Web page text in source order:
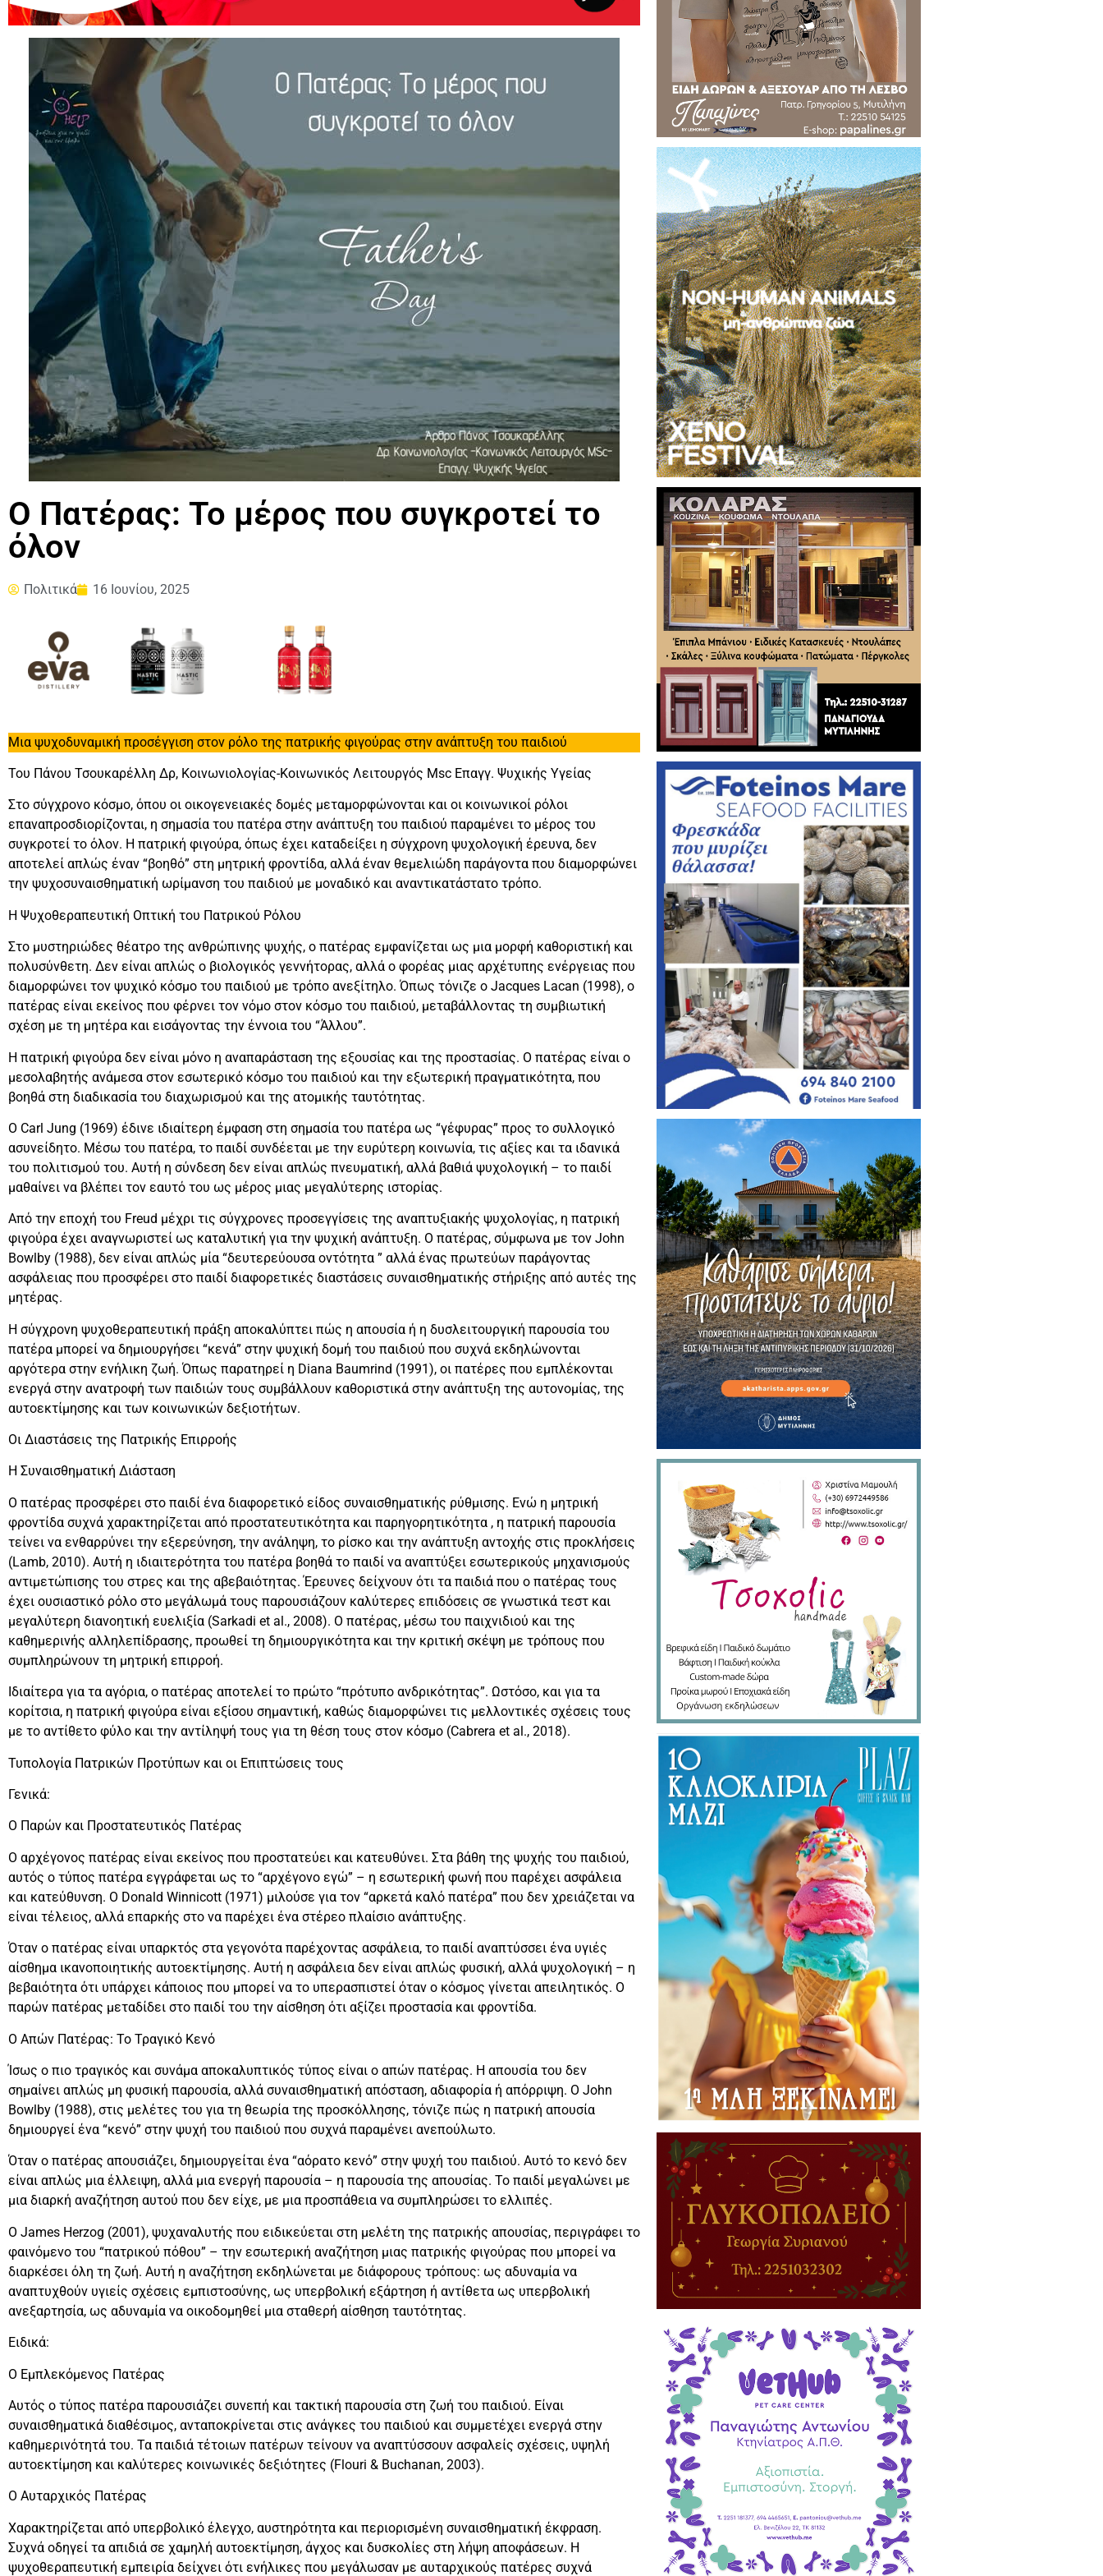
Ο Πατέρας: Το μέρος που συγκροτεί το
όλον
Πολιτικά 16 Ιουνίου, 2025
Μια ψυχοδυναμική προσέγγιση στον ρόλο της πατρικής φιγούρας στην ανάπτυξη του παιδιού
Του Πάνου Τσουκαρέλλη Δρ, Κοινωνιολογίας-Κοινωνικός Λειτουργός Msc Επαγγ. Ψυχικής Υγείας
Στο σύγχρονο κόσμο, όπου οι οικογενειακές δομές μεταμορφώνονται και οι κοινωνικοί ρόλοι
επαναπροσδιορίζονται, η σημασία του πατέρα στην ανάπτυξη του παιδιού παραμένει το μέρος του
συγκροτεί το όλον. Η πατρική φιγούρα, όπως έχει καταδείξει η σύγχρονη ψυχολογική έρευνα, δεν
αποτελεί απλώς έναν “βοηθό” στη μητρική φροντίδα, αλλά έναν θεμελιώδη παράγοντα που διαμορφώνει
την ψυχοσυναισθηματική ωρίμανση του παιδιού με μοναδικό και αναντικατάστατο τρόπο.
Η Ψυχοθεραπευτική Οπτική του Πατρικού Ρόλου
Στο μυστηριώδες θέατρο της ανθρώπινης ψυχής, ο πατέρας εμφανίζεται ως μια μορφή καθοριστική και
πολυσύνθετη. Δεν είναι απλώς ο βιολογικός γεννήτορας, αλλά ο φορέας μιας αρχέτυπης ενέργειας που
διαμορφώνει τον ψυχικό κόσμο του παιδιού με τρόπο ανεξίτηλο. Όπως τόνιζε ο Jacques Lacan (1998), ο
πατέρας είναι εκείνος που φέρνει τον νόμο στον κόσμο του παιδιού, μεταβάλλοντας τη συμβιωτική
σχέση με τη μητέρα και εισάγοντας την έννοια του “Άλλου”.
Η πατρική φιγούρα δεν είναι μόνο η αναπαράσταση της εξουσίας και της προστασίας. Ο πατέρας είναι ο
μεσολαβητής ανάμεσα στον εσωτερικό κόσμο του παιδιού και την εξωτερική πραγματικότητα, που
βοηθά στη διαδικασία του διαχωρισμού και της ατομικής ταυτότητας.
Ο Carl Jung (1969) έδινε ιδιαίτερη έμφαση στη σημασία του πατέρα ως “γέφυρας” προς το συλλογικό
ασυνείδητο. Μέσω του πατέρα, το παιδί συνδέεται με την ευρύτερη κοινωνία, τις αξίες και τα ιδανικά
του πολιτισμού του. Αυτή η σύνδεση δεν είναι απλώς πνευματική, αλλά βαθιά ψυχολογική – το παιδί
μαθαίνει να βλέπει τον εαυτό του ως μέρος μιας μεγαλύτερης ιστορίας.
Από την εποχή του Freud μέχρι τις σύγχρονες προσεγγίσεις της αναπτυξιακής ψυχολογίας, η πατρική
φιγούρα έχει αναγνωριστεί ως καταλυτική για την ψυχική ανάπτυξη. Ο πατέρας, σύμφωνα με τον John
Bowlby (1988), δεν είναι απλώς μία “δευτερεύουσα οντότητα ” αλλά ένας πρωτεύων παράγοντας
ασφάλειας που προσφέρει στο παιδί διαφορετικές διαστάσεις συναισθηματικής στήριξης από αυτές της
μητέρας.
Η σύγχρονη ψυχοθεραπευτική πράξη αποκαλύπτει πώς η απουσία ή η δυσλειτουργική παρουσία του
πατέρα μπορεί να δημιουργήσει “κενά” στην ψυχική δομή του παιδιού που συχνά εκδηλώνονται
αργότερα στην ενήλικη ζωή. Όπως παρατηρεί η Diana Baumrind (1991), οι πατέρες που εμπλέκονται
ενεργά στην ανατροφή των παιδιών τους συμβάλλουν καθοριστικά στην ανάπτυξη της αυτονομίας, της
αυτοεκτίμησης και των κοινωνικών δεξιοτήτων.
Οι Διαστάσεις της Πατρικής Επιρροής
Η Συναισθηματική Διάσταση
Ο πατέρας προσφέρει στο παιδί ένα διαφορετικό είδος συναισθηματικής ρύθμισης. Ενώ η μητρική
φροντίδα συχνά χαρακτηρίζεται από προστατευτικότητα και παρηγορητικότητα , η πατρική παρουσία
τείνει να ενθαρρύνει την εξερεύνηση, την ανάληψη, το ρίσκο και την ανάπτυξη αντοχής στις προκλήσεις
(Lamb, 2010). Αυτή η ιδιαιτερότητα του πατέρα βοηθά το παιδί να αναπτύξει εσωτερικούς μηχανισμούς
αντιμετώπισης του στρες και της αβεβαιότητας. Έρευνες δείχνουν ότι τα παιδιά που ο πατέρας τους
έχει ουσιαστικό ρόλο στο μεγάλωμά τους παρουσιάζουν καλύτερες επιδόσεις σε γνωστικά τεστ και
μεγαλύτερη διανοητική ευελιξία (Sarkadi et al., 2008). Ο πατέρας, μέσω του παιχνιδιού και της
καθημερινής αλληλεπίδρασης, προωθεί τη δημιουργικότητα και την κριτική σκέψη με τρόπους που
συμπληρώνουν τη μητρική επιρροή.
Ιδιαίτερα για τα αγόρια, ο πατέρας αποτελεί το πρώτο “πρότυπο ανδρικότητας”. Ωστόσο, και για τα
κορίτσια, η πατρική φιγούρα είναι εξίσου σημαντική, καθώς διαμορφώνει τις μελλοντικές σχέσεις τους
με το αντίθετο φύλο και την αντίληψή τους για τη θέση τους στον κόσμο (Cabrera et al., 2018).
Τυπολογία Πατρικών Προτύπων και οι Επιπτώσεις τους
Γενικά:
Ο Παρών και Προστατευτικός Πατέρας
Ο αρχέγονος πατέρας είναι εκείνος που προστατεύει και κατευθύνει. Στα βάθη της ψυχής του παιδιού,
αυτός ο τύπος πατέρα εγγράφεται ως το “αρχέγονο εγώ” – η εσωτερική φωνή που παρέχει ασφάλεια
και κατεύθυνση. Ο Donald Winnicott (1971) μιλούσε για τον “αρκετά καλό πατέρα” που δεν χρειάζεται να
είναι τέλειος, αλλά επαρκής στο να παρέχει ένα στέρεο πλαίσιο ανάπτυξης.
Όταν ο πατέρας είναι υπαρκτός στα γεγονότα παρέχοντας ασφάλεια, το παιδί αναπτύσσει ένα υγιές
αίσθημα ικανοποιητικής αυτοεκτίμησης. Αυτή η ασφάλεια δεν είναι απλώς φυσική, αλλά ψυχολογική – η
βεβαιότητα ότι υπάρχει κάποιος που μπορεί να το υπερασπιστεί όταν ο κόσμος γίνεται απειλητικός. Ο
παρών πατέρας μεταδίδει στο παιδί του την αίσθηση ότι αξίζει προστασία και φροντίδα.
Ο Απών Πατέρας: Το Τραγικό Κενό
Ίσως ο πιο τραγικός και συνάμα αποκαλυπτικός τύπος είναι ο απών πατέρας. Η απουσία του δεν
σημαίνει απλώς μη φυσική παρουσία, αλλά συναισθηματική απόσταση, αδιαφορία ή απόρριψη. Ο John
Bowlby (1988), στις μελέτες του για τη θεωρία της προσκόλλησης, τόνιζε πώς η πατρική απουσία
δημιουργεί ένα “κενό” στην ψυχή του παιδιού που συχνά παραμένει ανεπούλωτο.
Όταν ο πατέρας απουσιάζει, δημιουργείται ένα “αόρατο κενό” στην ψυχή του παιδιού. Αυτό το κενό δεν
είναι απλώς μια έλλειψη, αλλά μια ενεργή παρουσία – η παρουσία της απουσίας. Το παιδί μεγαλώνει με
μια διαρκή αναζήτηση αυτού που δεν είχε, με μια προσπάθεια να συμπληρώσει το ελλιπές.
Ο James Herzog (2001), ψυχαναλυτής που ειδικεύεται στη μελέτη της πατρικής απουσίας, περιγράφει το
φαινόμενο του “πατρικού πόθου” – την εσωτερική αναζήτηση μιας πατρικής φιγούρας που μπορεί να
διαρκέσει όλη τη ζωή. Αυτή η αναζήτηση εκδηλώνεται με διάφορους τρόπους: ως αδυναμία να
αναπτυχθούν υγιείς σχέσεις εμπιστοσύνης, ως υπερβολική εξάρτηση ή αντίθετα ως υπερβολική
ανεξαρτησία, ως αδυναμία να οικοδομηθεί μια σταθερή αίσθηση ταυτότητας.
Ειδικά:
Ο Εμπλεκόμενος Πατέρας
Αυτός ο τύπος πατέρα παρουσιάζει συνεπή και τακτική παρουσία στη ζωή του παιδιού. Είναι
συναισθηματικά διαθέσιμος, ανταποκρίνεται στις ανάγκες του παιδιού και συμμετέχει ενεργά στην
καθημερινότητά του. Τα παιδιά τέτοιων πατέρων τείνουν να αναπτύσσουν ασφαλείς σχέσεις, υψηλή
αυτοεκτίμηση και καλύτερες κοινωνικές δεξιότητες (Flouri & Buchanan, 2003).
Ο Αυταρχικός Πατέρας
Χαρακτηρίζεται από υπερβολικό έλεγχο, αυστηρότητα και περιορισμένη συναισθηματική έκφραση.
Συχνά οδηγεί τα απιδιά σε χαμηλή αυτοεκτίμηση, άγχος και δυσκολίες στη λήψη αποφάσεων. Η
ψυχοθεραπευτική εμπειρία δείχνει ότι ενήλικες που μεγάλωσαν με αυταρχικούς πατέρες συχνά